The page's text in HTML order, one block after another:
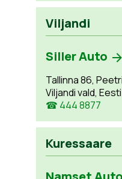
Viljandi
Siller Auto
Tallinna 86,
Viljandi vald, Eesti
☎ 444 8877
Kuressaare